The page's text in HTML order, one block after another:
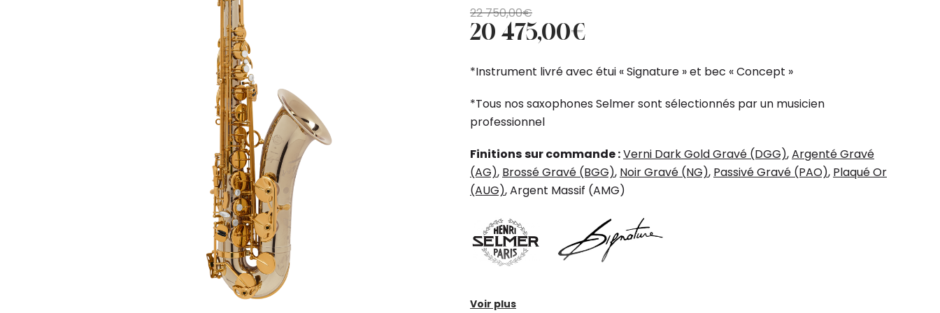
22 750,00€
Le
prix
était :
750,00€.
20 475,00€
Le
prix
est :
475,00€.
*Instrument livré avec étui « Signature » et bec « Concept »
*Tous nos saxophones Selmer sont sélectionnés par un musicien
professionnel
Finitionssur commande :Verni Dark Gold Gravé (DGG),Argenté Gravé
(AG), Brossé Gravé (BGG), Noir Gravé (NG), Passivé Gravé (PAO), Plaqué Or
(AUG), Argent Massif (AMG)
Voir plus